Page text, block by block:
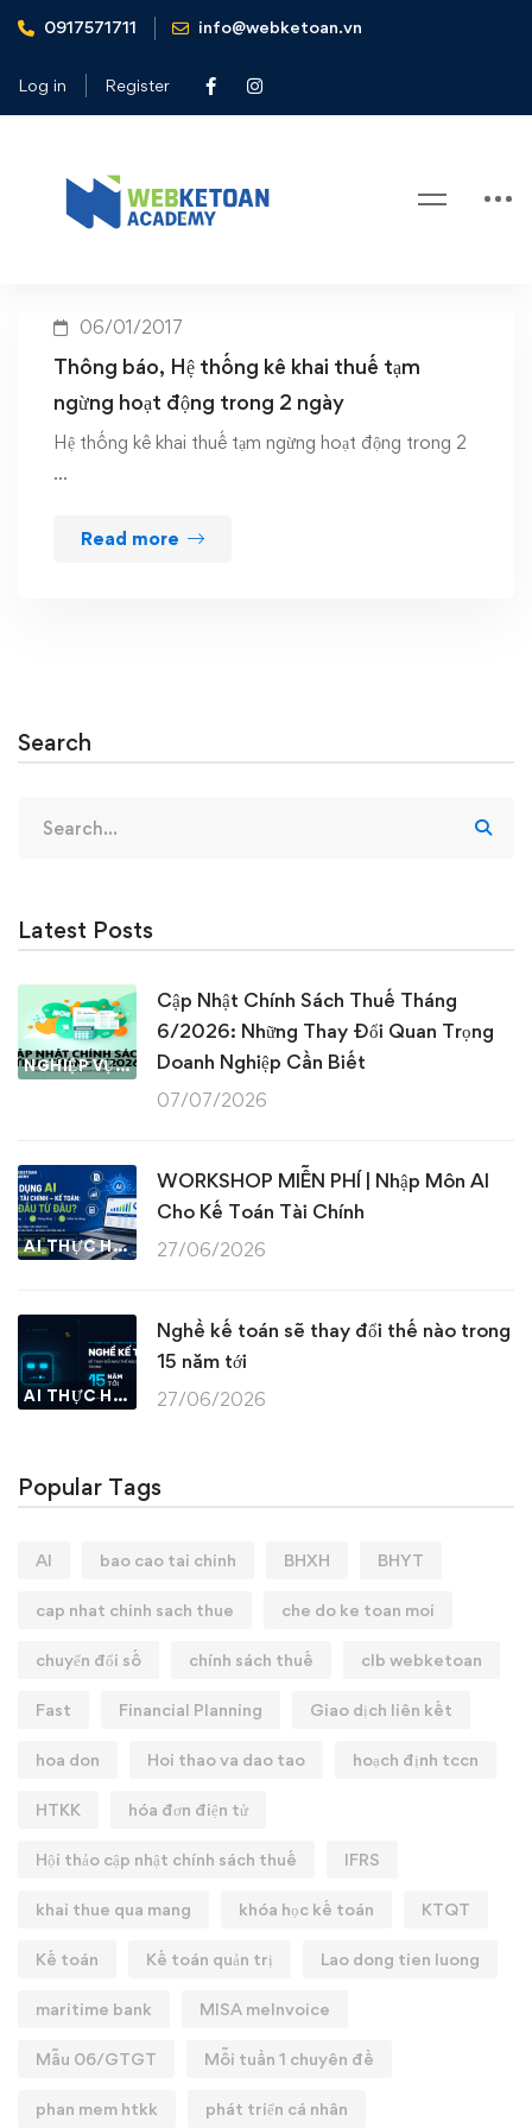
0917571711 info@webketoan.vn
Log in Register
Home Hệ thống khai báo thuế tạm ngừng hoạt động
Tag: Hệ thống khai báo thuế tạm
06/01/2017
Thông báo, Hệ thống kê khai thuế tạm
ngừng hoạt động trong 2 ngày
Hệ thống kê khai thuế tạm ngừng hoạt động trong 2
…
Read more
Search
for:
Latest Posts
NGHIỆP VỤ KẾ TOÁN & THUẾ
Cập Nhật Chính Sách Thuế Tháng
6/2026: Những Thay Đổi Quan Trọng
Doanh Nghiệp Cần Biết
07/07/2026
AI THỰC HÀNH
WORKSHOP MIỄN PHÍ | Nhập Môn AI
Cho Kế Toán Tài Chính
27/06/2026
AI THỰC HÀNH
Nghề kế toán sẽ thay đổi thế nào trong
15 năm tới
27/06/2026
Popular Tags
AI bao cao tai chinh BHXH BHYT
cap nhat chinh sach thue che do ke toan moi
chuyển đổi số chính sách thuế clb webketoan
Fast Financial Planning Giao dịch liên kết
hoa don Hoi thao va dao tao hoạch định tccn
HTKK hóa đơn điện tử
Hội thảo cập nhật chính sách thuế IFRS
khai thue qua mang khóa học kế toán KTQT
Kế toán Kế toán quản trị Lao dong tien luong
maritime bank MISA meInvoice
Mẫu 06/GTGT Mỗi tuần 1 chuyên đề
phan mem htkk phát triển cá nhân